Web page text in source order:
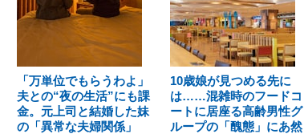
「万単位でもらうわよ」
夫との“夜の生活”にも課
金。元上司と結婚した妹
の「異常な夫婦関係」
10歳娘が見つめる先に
は……混雑時のフードコ
ートに居座る高齢男性グ
ループの「醜態」にあ然